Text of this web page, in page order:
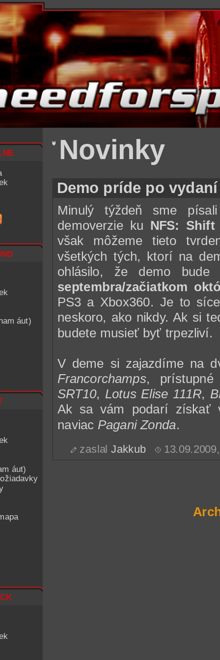
áut)
áut)
Novinky
Demo príde po
Minulý týždeň sme
demoverzie ku NFS: Shift
však môžeme tieto
všetkých tých, ktorí na
ohlásilo, že demo
septembra/začiatkom
PS3 a Xbox360. Je to
neskoro, ako nikdy. Ak si
budete musieť byť trpezliví.
V deme si zajazdíme na
Francorchamps,
SRT10, Lotus Elise 111R,
Ak sa vám podarí získať
naviac Pagani Zonda.
zaslalJakkub